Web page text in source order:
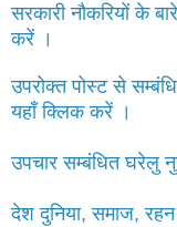
सरकारी नौकरियों के
करें ।
उपरोक्त पोस्ट से
यहाँ क्लिक करें ।
उपचार सम्बंधित घरेलु
देश दुनिया, समाज,